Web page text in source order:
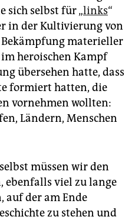
sich selbst für „links“
in der Kultivierung von
materieller
heroischen Kampf
übersehen hatte, dass
formiert hatten, die
vornehmen wollten:
Ländern, Menschen
müssen wir den
ebenfalls viel zu lange
auf der am Ende
zu stehen und